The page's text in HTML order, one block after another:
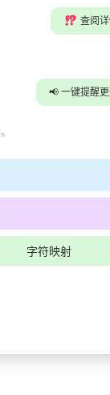
⁉️ 查阅
📢 一键提醒
。
字符映射